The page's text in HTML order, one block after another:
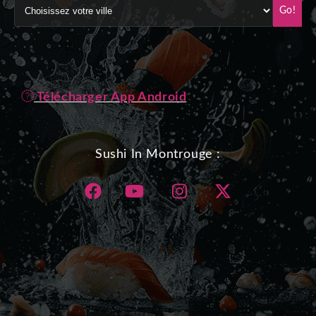
Go!
Télécharger App Android
Sushi In Montrouge :